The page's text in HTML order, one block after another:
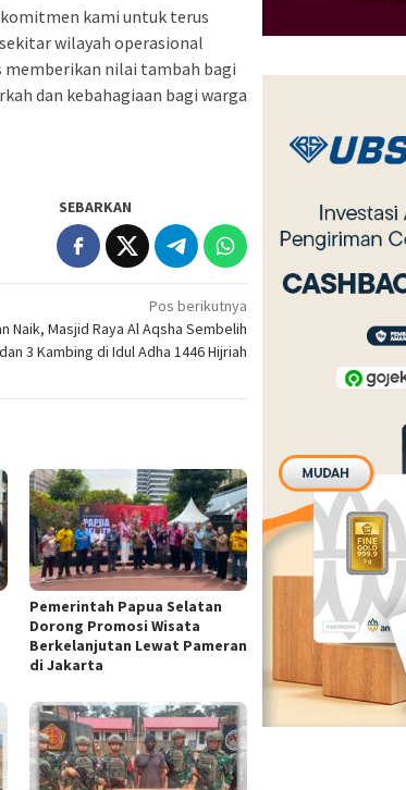
kami untuk terus
wilayah operasional
memberikan nilai tambah bagi
dan kebahagiaan bagi warga
SEBARKAN
Pos berikutnya
Naik, Masjid Raya Al Aqsha Sembelih
3 Kambing di Idul Adha 1446 Hijriah
Pemerintah Papua Selatan
Dorong Promosi Wisata
Berkelanjutan Lewat Pameran
di Jakarta